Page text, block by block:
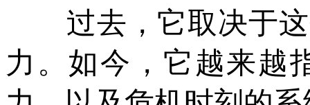
过去，它取决于这
力。如今，它越来越